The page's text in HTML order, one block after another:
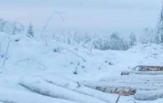
Suomessa
reilua 92 miljoonaa
töihin.